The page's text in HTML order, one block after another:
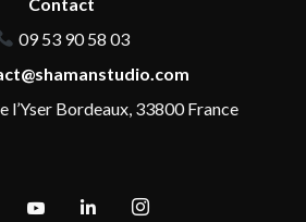
09 53 90 58 03
l’Yser Bordeaux, 33800 France